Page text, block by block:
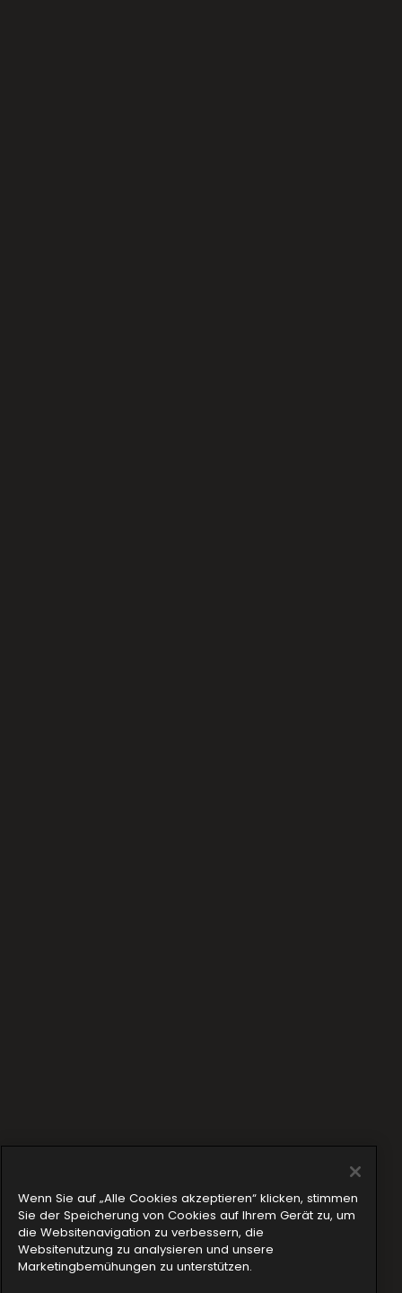
Jetzt entdecken
Wenn Sie auf „Alle Cookies akzeptieren“ klicken, stimmen
Sie der Speicherung von Cookies auf Ihrem Gerät zu, um
die Websitenavigation zu verbessern, die
Websitenutzung zu analysieren und unsere
Marketingbemühungen zu unterstützen.